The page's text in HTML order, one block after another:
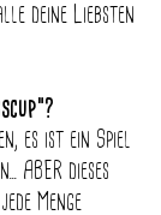
deine Liebsten
es ist ein Spiel
ABER dieses
Menge